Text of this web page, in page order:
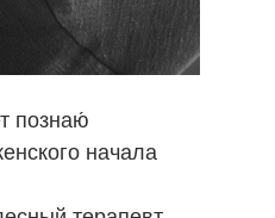
и творец
познаю́
начала